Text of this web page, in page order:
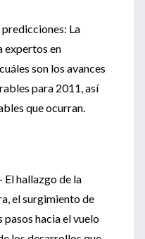
La
expertos en
son los avances
para 2011, así
que ocurran.
El hallazgo de la
el surgimiento de
hacia el vuelo